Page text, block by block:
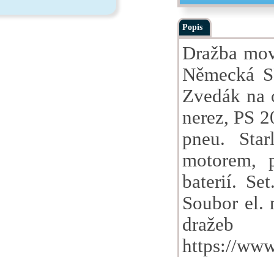
Popis
Dražba
Německá
Zvedák
nerez, PS
pneu.
motorem,
baterií.
Soubor el.
https://